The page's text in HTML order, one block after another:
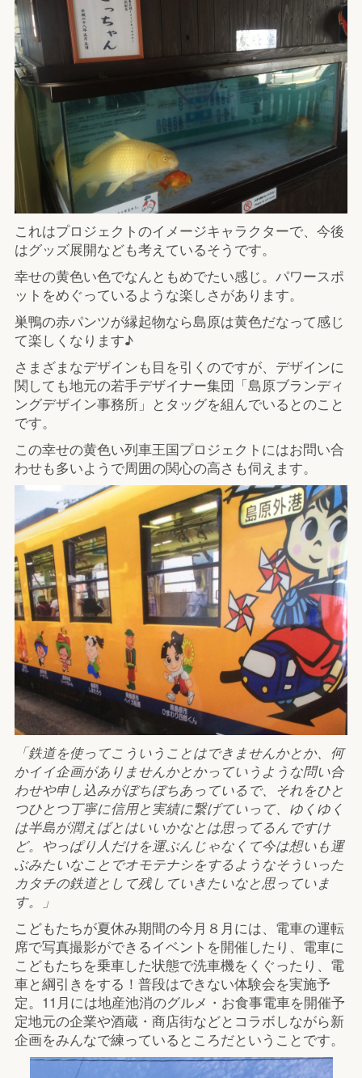
これはプロジェクトのイメージキャラクターで、今後
はグッズ展開なども考えているそうです。
幸せの黄色い色でなんともめでたい感じ。パワースポ
ットをめぐっているような楽しさがあります。
巣鴨の赤パンツが縁起物なら島原は黄色だなって感じ
て楽しくなります♪
さまざまなデザインも目を引くのですが、デザインに
関しても地元の若手デザイナー集団「島原ブランディ
ングデザイン事務所」とタッグを組んでいるとのこと
です。
この幸せの黄色い列車王国プロジェクトにはお問い合
わせも多いようで周囲の関心の高さも伺えます。
「鉄道を使ってこういうことはできませんかとか、何
かイイ企画がありませんかとかっていうような問い合
わせや申し込みがぼちぼちあっているで、それをひと
つひとつ丁寧に信用と実績に繋げていって、ゆくゆく
は半島が潤えばとはいいかなとは思ってるんですけ
ど。やっぱり人だけを運ぶんじゃなくて今は想いも運
ぶみたいなことでオモテナシをするようなそういった
カタチの鉄道として残していきたいなと思っていま
す。」
こどもたちが夏休み期間の今月８月には、電車の運転
席で写真撮影ができるイベントを開催したり、電車に
こどもたちを乗車した状態で洗車機をくぐったり、電
車と綱引きをする！普段はできない体験会を実施予
定。11月には地産池消のグルメ・お食事電車を開催予
定地元の企業や酒蔵・商店街などとコラボしながら新
企画をみんなで練っているところだということです。